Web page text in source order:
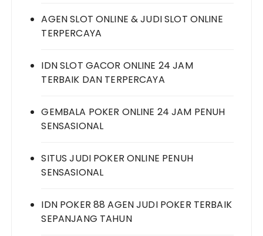
AGEN SLOT ONLINE & JUDI SLOT ONLINE
TERPERCAYA
IDN SLOT GACOR ONLINE 24 JAM
TERBAIK DAN TERPERCAYA
GEMBALA POKER ONLINE 24 JAM PENUH
SENSASIONAL
SITUS JUDI POKER ONLINE PENUH
SENSASIONAL
IDN POKER 88 AGEN JUDI POKER TERBAIK
SEPANJANG TAHUN